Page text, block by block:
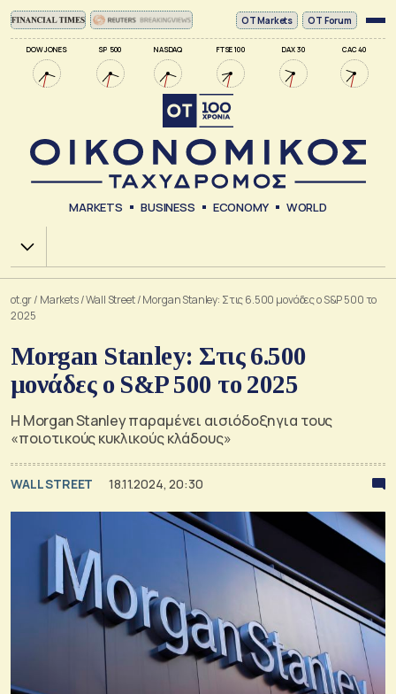
DOW JONES SP 500 NASDAQ FTSE 100 DAX 30 CAC 40
ΟΤ Markets OT Forum
MARKETS BUSINESS ECONOMY WORLD
Χ.Α.
ot.gr/ Markets/Wall Street/Morgan Stanley: Στις 6.500 μονάδες ο S&P 500 το
2025
Morgan Stanley: Στις 6.500
μονάδες ο S&P 500 το 2025
Η Morgan Stanley παραμένει αισιόδοξη για τους
«ποιοτικούς κυκλικούς κλάδους»
WALL STREET 18.11.2024, 20:30